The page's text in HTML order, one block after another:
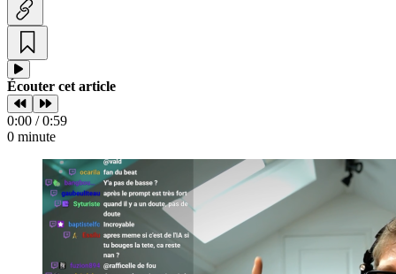
Écouter cet article
0:00 / 0:59
0 minute